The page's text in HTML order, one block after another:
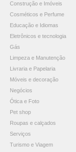
Construção e Imóveis
Cosméticos e Perfume
Educação e Idiomas
Eletrônicos e tecnologia
Gás
Limpeza e Manutenção
Livraria e Papelaria
Móveis e decoração
Negócios
Ótica e Foto
Pet shop
Roupas e calçados
Serviços
Turismo e Viagem